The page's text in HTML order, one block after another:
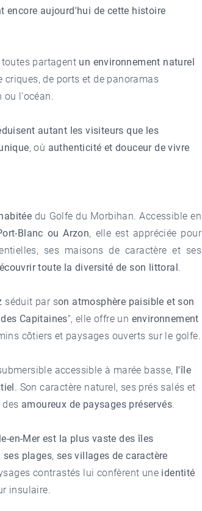
encore aujourd'hui de cette histoire
partagent un environnement naturel
criques, de ports et de panoramas
ou l'océan.
autant les visiteurs que les
, où authenticité et douceur de vivre
du Golfe du Morbihan. Accessible en
Blanc ou Arzon, elle est appréciée pour
ses maisons de caractère et ses
toute la diversité de son littoral.
séduit par son atmosphère paisible et son
Capitaines", elle offre un environnement
côtiers et paysages ouverts sur le golfe.
accessible à marée basse, l'île
. Son caractère naturel, ses prés salés et
amoureux de paysages préservés.
en-Mer est la plus vaste des îles
,ses plages, ses villages de caractère
contrastés lui confèrent une identité
insulaire.